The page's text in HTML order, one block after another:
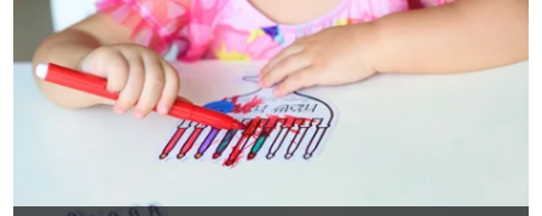
сетей.